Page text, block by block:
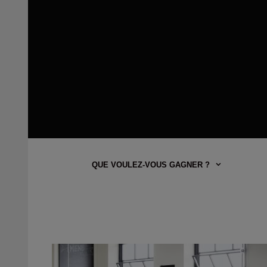
QUE VOULEZ-VOUS GAGNER ?